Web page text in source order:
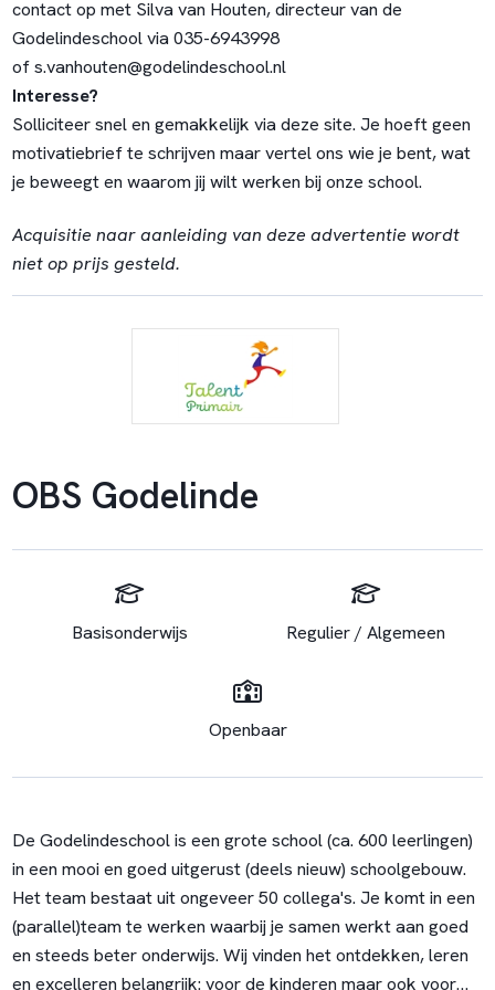
contact op met Silva van Houten, directeur van de
Godelindeschool via 035-6943998
ofs.vanhouten@godelindeschool.nl
Interesse?
Solliciteer snel en gemakkelijk via deze site. Je hoeft geen
motivatiebrief te schrijven maar vertel ons wie je bent, wat
je beweegt en waarom jij wilt werken bij onze school.
Acquisitie naar aanleiding van deze advertentie wordt
niet op prijs gesteld.
OBS Godelinde
Basisonderwijs Regulier / Algemeen
Openbaar
De Godelindeschool is een grote school (ca. 600 leerlingen)
in een mooi en goed uitgerust (deels nieuw) schoolgebouw.
Het team bestaat uit ongeveer 50 collega's. Je komt in een
(parallel)team te werken waarbij je samen werkt aan goed
en steeds beter onderwijs. Wij vinden het ontdekken, leren
en excelleren belangrijk: voor de kinderen maar ook voor